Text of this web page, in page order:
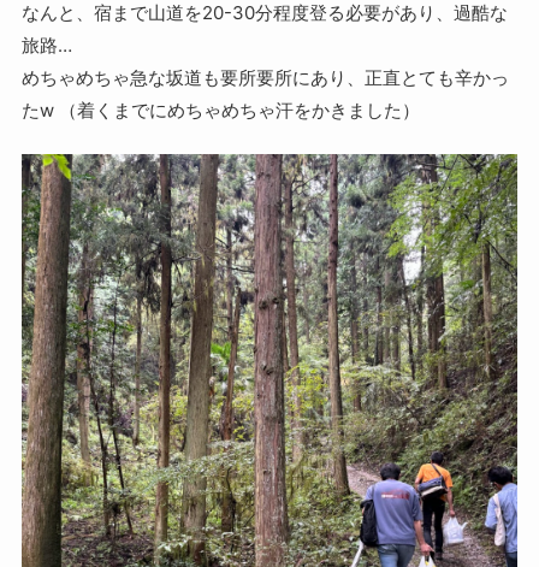
なんと、宿まで山道を20-30分程度登る必要があり、過酷な
旅路…
めちゃめちゃ急な坂道も要所要所にあり、正直とても辛かっ
たw （着くまでにめちゃめちゃ汗をかきました）